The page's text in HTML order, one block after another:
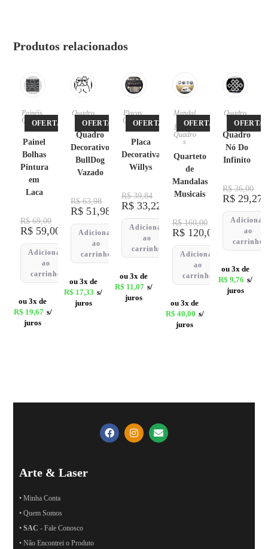
Produtos relacionados
OFERTA!
Painéis,
Quadro
s
Painel
Bolhas
Pintura
em
Laca
R$69,00
R$59,00
Adicionar
ao
carrinho
ou 3x de
R$ 19,67 s/
juros
OFERTA!
Quadro
s
Quadro
Decorativo
BullDog
Vazado
R$63,98
R$ 51,98
Adicionar
ao
carrinho
ou 3x de
R$ 17,33 s/
juros
OFERTA!
Placas,
Quadro
s
Placa
Decorativa
Willys
R$39,84
R$33,22
Adicionar
ao
carrinho
ou 3x de
R$ 11,07 s/
juros
OFERTA!
Mandal
as,
Placas,
Quadro
s
Quarteto
de
Mandalas
Musicais
R$160,00
R$120,00
Adicionar
ao
carrinho
ou 3x de
R$ 40,00 s/
juros
OFERTA!
Quadro
s
Quadro
Nó Do
Infinito
R$36,00
R$ 29,27
Adicionar
ao
carrinho
ou 3x de
R$ 9,76 s/
juros
Arte & Laser
• Minha Conta
• Quem Somos
•SAC - Fale Conosco
• Não Encontrei o Produto